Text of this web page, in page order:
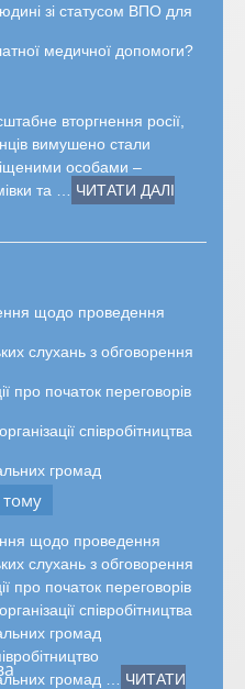
зі статусом ВПО для
медичної допомоги?
вторгнення росії,
вимушено стали
особами –
та …
ЧИТАТИ ДАЛІ
щодо проведення
слухань з обговорення
про початок переговорів
співробітництва
громад
щодо проведення
слухань з обговорення
про початок переговорів
співробітництва
громад
громад …
ЧИТАТИ